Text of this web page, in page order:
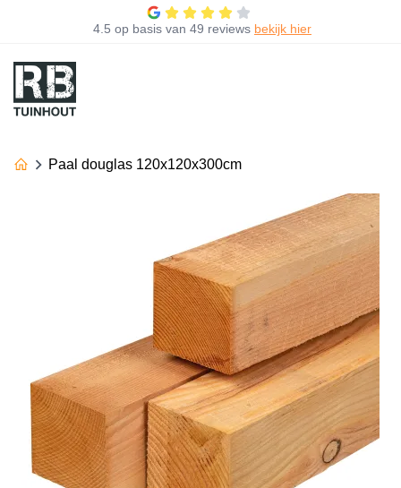
4.5 op basis van 49 reviews bekijk hier
Paal douglas 120x120x300cm